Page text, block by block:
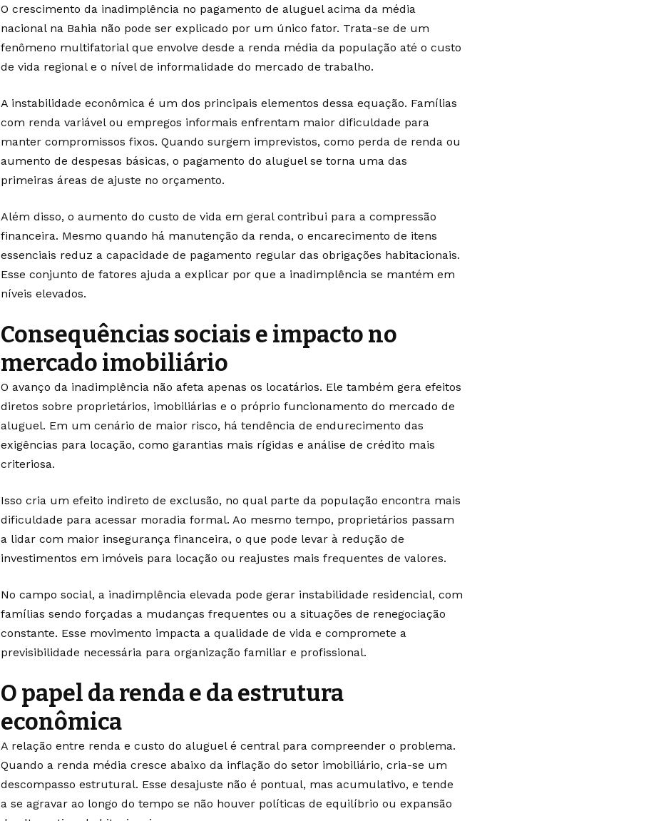
O crescimento da inadimplência no pagamento de aluguel acima da média
nacional na Bahia não pode ser explicado por um único fator. Trata-se de um
fenômeno multifatorial que envolve desde a renda média da população até o custo
de vida regional e o nível de informalidade do mercado de trabalho.
A instabilidade econômica é um dos principais elementos dessa equação. Famílias
com renda variável ou empregos informais enfrentam maior dificuldade para
manter compromissos fixos. Quando surgem imprevistos, como perda de renda ou
aumento de despesas básicas, o pagamento do aluguel se torna uma das
primeiras áreas de ajuste no orçamento.
Além disso, o aumento do custo de vida em geral contribui para a compressão
financeira. Mesmo quando há manutenção da renda, o encarecimento de itens
essenciais reduz a capacidade de pagamento regular das obrigações habitacionais.
Esse conjunto de fatores ajuda a explicar por que a inadimplência se mantém em
níveis elevados.
Consequências sociais e impacto no
mercado imobiliário
O avanço da inadimplência não afeta apenas os locatários. Ele também gera efeitos
diretos sobre proprietários, imobiliárias e o próprio funcionamento do mercado de
aluguel. Em um cenário de maior risco, há tendência de endurecimento das
exigências para locação, como garantias mais rígidas e análise de crédito mais
criteriosa.
Isso cria um efeito indireto de exclusão, no qual parte da população encontra mais
dificuldade para acessar moradia formal. Ao mesmo tempo, proprietários passam
a lidar com maior insegurança financeira, o que pode levar à redução de
investimentos em imóveis para locação ou reajustes mais frequentes de valores.
No campo social, a inadimplência elevada pode gerar instabilidade residencial, com
famílias sendo forçadas a mudanças frequentes ou a situações de renegociação
constante. Esse movimento impacta a qualidade de vida e compromete a
previsibilidade necessária para organização familiar e profissional.
O papel da renda e da estrutura
econômica
A relação entre renda e custo do aluguel é central para compreender o problema.
Quando a renda média cresce abaixo da inflação do setor imobiliário, cria-se um
descompasso estrutural. Esse desajuste não é pontual, mas acumulativo, e tende
a se agravar ao longo do tempo se não houver políticas de equilíbrio ou expansão